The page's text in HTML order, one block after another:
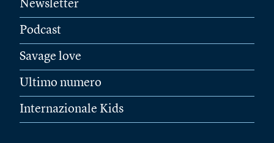
Newsletter
Podcast
Savage love
Ultimo numero
Internazionale Kids